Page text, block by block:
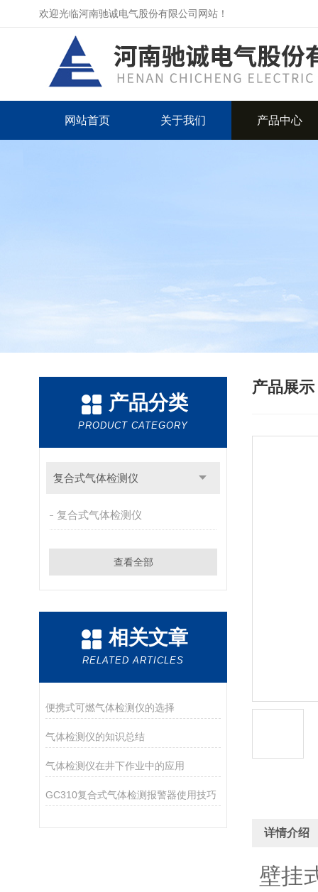
欢迎光临河南驰诚电气股份有限公司网站！
网站首页 关于我们 产品中心
产品分类
PRODUCT CATEGORY
复合式气体检测仪
复合式气体检测仪
查看全部
相关文章
RELATED ARTICLES
便携式可燃气体检测仪的选择
气体检测仪的知识总结
气体检测仪在井下作业中的应用
GC310复合式气体检测报警器使用技巧
产品展示
详情介绍
壁挂